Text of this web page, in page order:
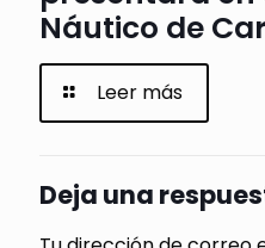
Náutico de
Leer más
Deja una